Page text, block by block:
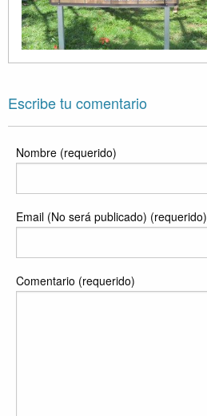
Escribe tu comentario
Nombre (requerido)
Email (No será publicado) (requerido)
Comentario (requerido)